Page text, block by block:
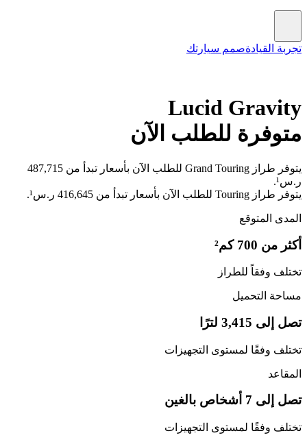
تجربة القيادةصمم سيارتك
Lucid Gravity
متوفرة للطلب الآن
يتوفر طراز Grand Touring للطلب الآن بأسعار تبدأ من 487,715
ر.س¹.
يتوفر طراز Touring للطلب الآن بأسعار تبدأ من 416,645 ر.س¹.
المدى المتوقع
أكثر من 700 كم²
تختلف وفقاً للطراز
مساحة التحميل
تصل إلى 3,415 لترًا
تختلف وفقًا لمستوى التجهيزات
المقاعد
تصل إلى 7 أشخاص بالغين
تختلف وفقًا لمستوى التجهيزات